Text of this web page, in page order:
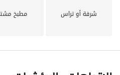
شرفة أو تراس مطبخ